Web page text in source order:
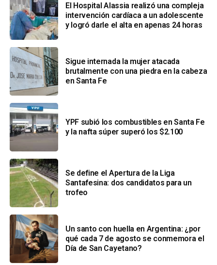
El Hospital Alassia realizó una compleja
intervención cardíaca a un adolescente
y logró darle el alta en apenas 24 horas
Sigue internada la mujer atacada
brutalmente con una piedra en la cabeza
en Santa Fe
YPF subió los combustibles en Santa Fe
y la nafta súper superó los $2.100
Se define el Apertura de la Liga
Santafesina: dos candidatos para un
trofeo
Un santo con huella en Argentina: ¿por
qué cada 7 de agosto se conmemora el
Día de San Cayetano?